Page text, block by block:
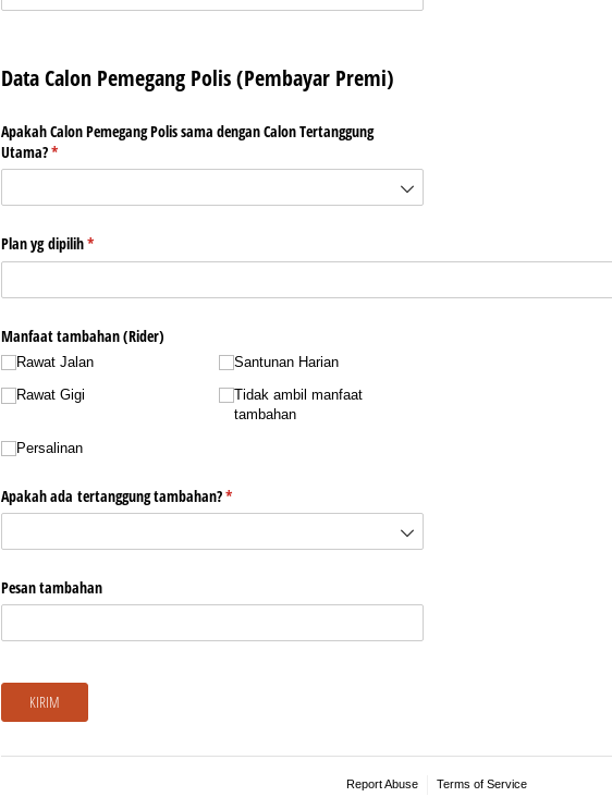
Data Calon Pemegang Polis (Pembayar Premi)
Apakah Calon Pemegang Polis sama dengan Calon Tertanggung
Utama?*
(required)
Plan yg dipilih*
(required)
Manfaat tambahan (Rider)
Rawat Jalan
Rawat Gigi
Persalinan
Santunan Harian
Tidak ambil manfaat
tambahan
Apakah ada tertanggung tambahan?*
(required)
Pesan tambahan
KIRIM
Report Abuse Terms of Service